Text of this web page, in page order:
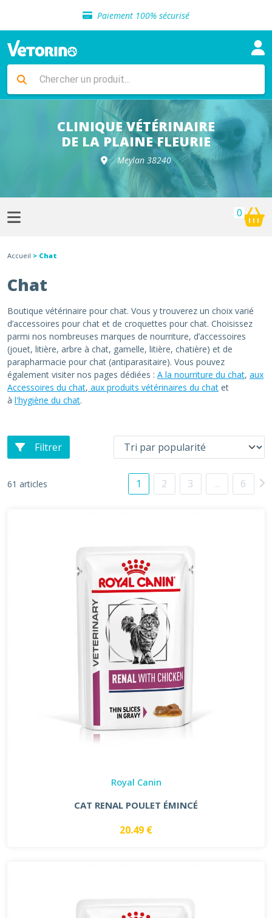
Paiement 100% sécurisé
Livraison gratuite en clinique vétérinaire
Sélection de croquettes vétérinaire
Livraison gratuite en clinique vétérinaire
Retour gratuit en clinique
Sélection de croquettes vétérinaire
CLINIQUE VÉTÉRINAIRE
DE LA PLAINE FLEURIE
Meylan 38240
0
Accueil > Chat
Chat
Boutique vétérinaire pour chat. Vous y trouverez un choix varié
d’accessoires pour chat et de croquettes pour chat. Choisissez
parmi nos nombreuses marques de nourriture, d’accessoires
(jouet, litière, arbre à chat, gamelle, litière, chatière) et de
parapharmacie pour chat (antiparasitaire). Vous pouvez
également visiter nos pages dédiées : A la nourriture du chat, aux
Accessoires du chat, aux produits vétérinaires du chat et
à l'hygiène du chat.
Filtrer
61 articles 1 2 3 … 6
Royal Canin
CAT RENAL POULET ÉMINCÉ
20.49 €